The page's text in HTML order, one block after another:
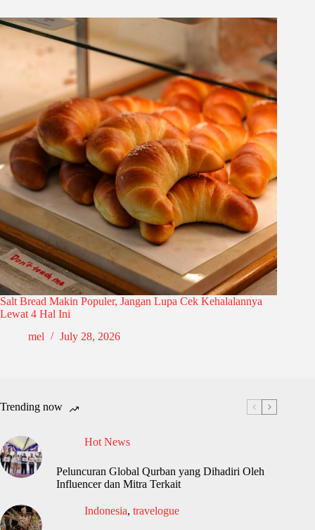
Salt Bread Makin Populer, Jangan Lupa Cek Kehalalannya
Lewat 4 Hal Ini
mel
July 28, 2026
Trending now
Hot News
Peluncuran Global Qurban yang Dihadiri Oleh
Influencer dan Mitra Terkait
Indonesia, travelogue